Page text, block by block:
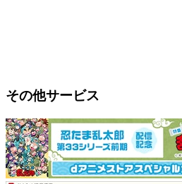
その他サービス